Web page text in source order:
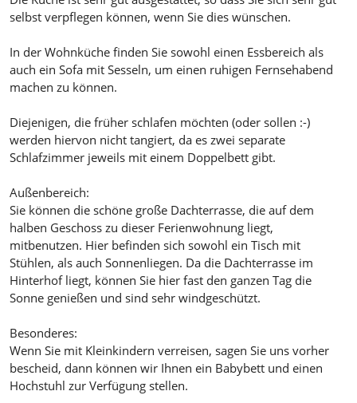
selbst verpflegen können, wenn Sie dies wünschen.
In der Wohnküche finden Sie sowohl einen Essbereich als
auch ein Sofa mit Sesseln, um einen ruhigen Fernsehabend
machen zu können.
Diejenigen, die früher schlafen möchten (oder sollen :-)
werden hiervon nicht tangiert, da es zwei separate
Schlafzimmer jeweils mit einem Doppelbett gibt.
Außenbereich:
Sie können die schöne große Dachterrasse, die auf dem
halben Geschoss zu dieser Ferienwohnung liegt,
mitbenutzen. Hier befinden sich sowohl ein Tisch mit
Stühlen, als auch Sonnenliegen. Da die Dachterrasse im
Hinterhof liegt, können Sie hier fast den ganzen Tag die
Sonne genießen und sind sehr windgeschützt.
Besonderes:
Wenn Sie mit Kleinkindern verreisen, sagen Sie uns vorher
bescheid, dann können wir Ihnen ein Babybett und einen
Hochstuhl zur Verfügung stellen.